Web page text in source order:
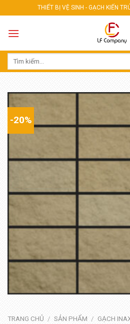
to
content
THIẾT BỊ VỆ SINH - GẠCH KIẾN
Tìm
-20%
TRANG CHỦ / SẢN PHẨM / GẠCH